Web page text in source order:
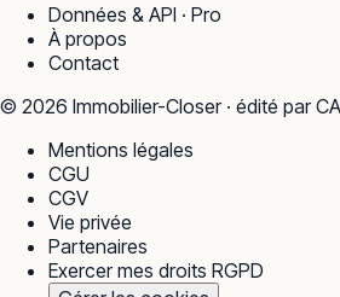
Données & API · Pro
À propos
Contact
© 2026 Immobilier-Closer · édité par
Mentions légales
CGU
CGV
Vie privée
Partenaires
Exercer mes droits RGPD